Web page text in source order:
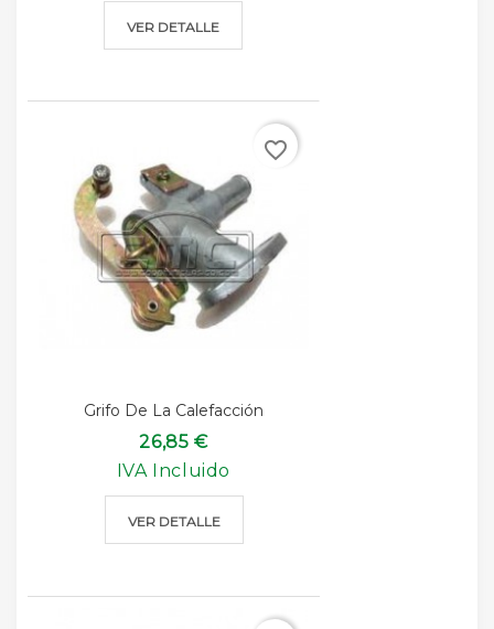
VER DETALLE
Grifo De La Calefacción
26,85 €
IVA Incluido
VER DETALLE
favorite_border